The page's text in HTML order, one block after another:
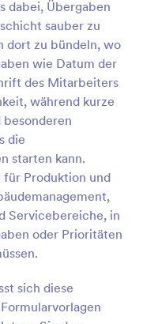
dabei, Übergaben
sauber zu
dort zu bündeln, wo
wie Datum der
des Mitarbeiters
während kurze
die
starten kann.
für Produktion und
Servicebereiche, in
oder Prioritäten
sich diese
den Überblick
Ihrer
eine
mit Ihren
Mobile App von
täglichen
aus verfolgen!
Formular für
Sie es an
an - dann
Formular für
und den
Sie Ihre
hinweg nutzen
Integrationen
, Speicher-